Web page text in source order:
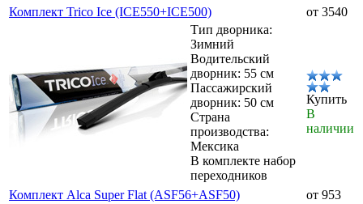
Комплект Trico Ice (ICE550+ICE500)
от 3540
Тип дворника:
Зимний
Водительский
дворник: 55 см
Пассажирский
дворник: 50 см
Страна
производства:
Мексика
В комплекте набор
переходников
Купить
В
наличии
Комплект Alca Super Flat (ASF56+ASF50)
от 953